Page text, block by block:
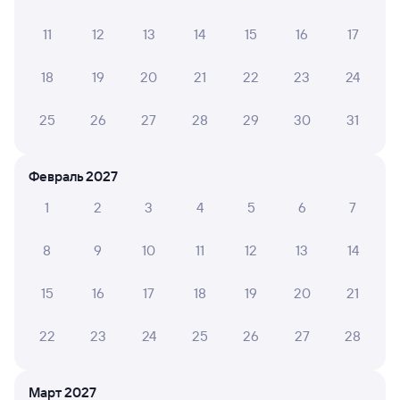
Отель
Отзывы пассажиров Туту о поездах
отрицательные мнения
02 августа 2026 • Поезд 086Щ
11 12 13 14 15 16 17
18 19 20 21 22 23 24
25 26 27 28 29 30 31
Февраль 2027
1
2 3 4 5 6 7
8 9 10 11 12 13 14
15 16 17 18 19 20 21
22 23 24 25 26 27 28
Март 2027